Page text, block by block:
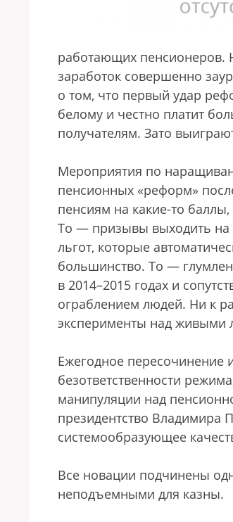
работающих пенсионеров.
заработок совершенно
о том, что первый удар
белому и честно платит
получателям. Зато
Мероприятия по
пенсионных «реформ»
пенсиям на какие-то
То — призывы выходить
льгот, которые
большинство. То —
в 2014–2015 годах и
ограблением людей. Ни к
эксперименты над
Ежегодное пересочинение
безответственности
манипуляции над
президентство Владимира
системообразующее
Все новации подчинены
неподъемными для казны.